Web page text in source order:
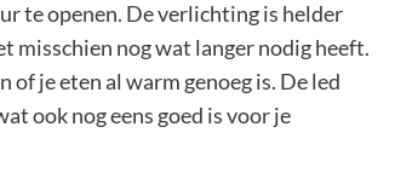
te openen. De verlichting is helder
misschien nog wat langer nodig heeft.
je eten al warm genoeg is. De led
ook nog eens goed is voor je